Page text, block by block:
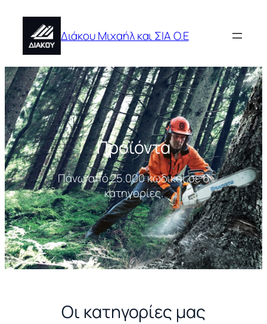
περιεχόμενοΔιάκου Μιχαήλ και ΣΙΑ Ο.Ε
Προϊόντα
Πάνω από 25.000 κωδικοί σε 6
κατηγορίες.
Οι κατηγορίες μας